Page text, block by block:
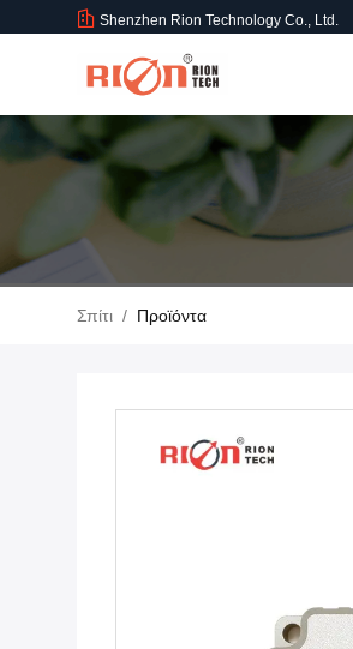
Shenzhen Rion Technology Co., Ltd.
Σπίτι / Προϊόντα